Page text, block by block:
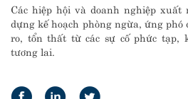
Các hiệp hội và doanh nghiệp
dựng kế hoạch phòng ngừa, ứng
ro, tổn thất từ các sự cố phức tạp,
tương lai.